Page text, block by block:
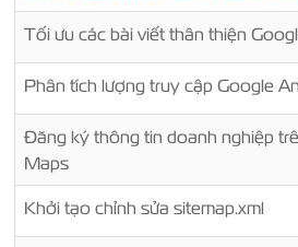
Tối ưu các bài viết thân thiện
Phân tích lượng truy cập Google
Đăng ký thông tin doanh nghiệp
Maps
Khởi tạo chỉnh sửa sitemap.xml